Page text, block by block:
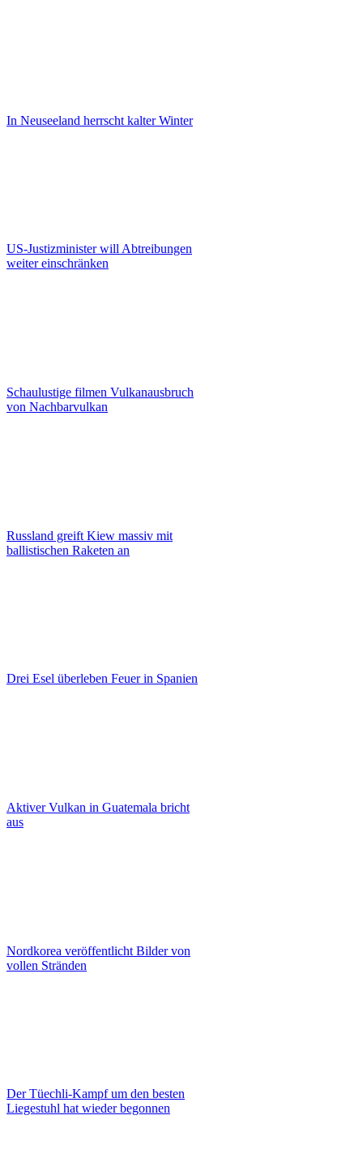
In Neuseeland herrscht kalter Winter
US-Justizminister will Abtreibungen
weiter einschränken
Schaulustige filmen Vulkanausbruch
von Nachbarvulkan
Russland greift Kiew massiv mit
ballistischen Raketen an
Drei Esel überleben Feuer in Spanien
Aktiver Vulkan in Guatemala bricht
aus
Nordkorea veröffentlicht Bilder von
vollen Stränden
Der Tüechli-Kampf um den besten
Liegestuhl hat wieder begonnen